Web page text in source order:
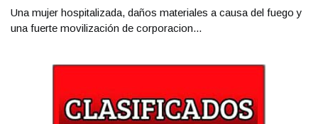
Una mujer hospitalizada, daños materiales a causa del fuego y
una fuerte movilización de corporacion...